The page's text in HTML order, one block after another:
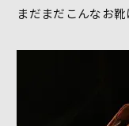
まだまだこんなお靴